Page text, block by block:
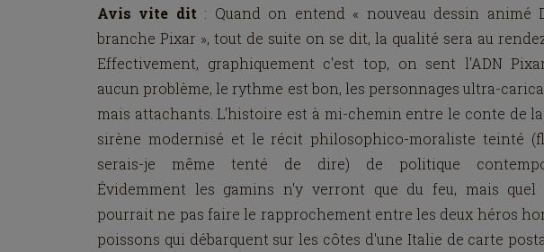
Avis vite dit : Quand on entend « nouveau dessin animé
branche Pixar », tout de suite on se dit, la qualité sera au
Effectivement, graphiquement c'est top, on sent l'ADN
aucun problème, le rythme est bon, les personnages ultra-
mais attachants. L'histoire est à mi-chemin entre le conte de
sirène modernisé et le récit philosophico-moraliste teinté
serais-je même tenté de dire) de politique
Évidemment les gamins n'y verront que du feu, mais quel
pourrait ne pas faire le rapprochement entre les deux héros
poissons qui débarquent sur les côtes d'une Italie de carte